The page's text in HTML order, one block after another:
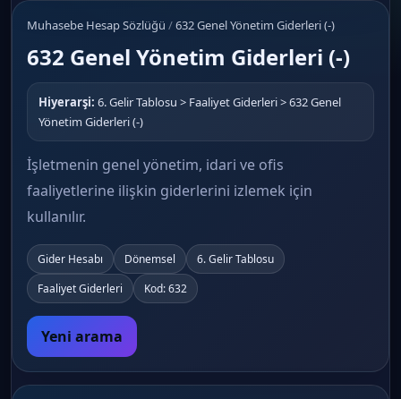
Muhasebe Hesap Sözlüğü /632 Genel Yönetim Giderleri (-)
632 Genel Yönetim Giderleri (-)
Hiyerarşi: 6. Gelir Tablosu > Faaliyet Giderleri > 632 Genel
Yönetim Giderleri (-)
İşletmenin genel yönetim, idari ve ofis
faaliyetlerine ilişkin giderlerini izlemek için
kullanılır.
Gider Hesabı Dönemsel
6. Gelir Tablosu
Faaliyet Giderleri
Kod: 632
Yeni arama